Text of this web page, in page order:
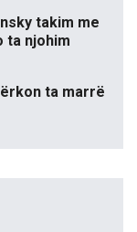
takim me
ta njohim
ta marrë